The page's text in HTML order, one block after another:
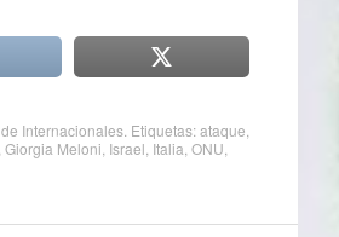
de Internacionales. Etiquetas:ataque
Giorgia Meloni Israel Italia ONU